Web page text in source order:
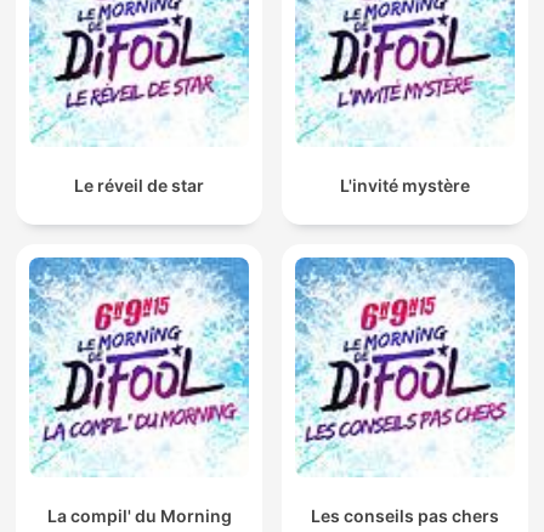
Le réveil de star L'invité mystère
La compil' du Morning Les conseils pas chers